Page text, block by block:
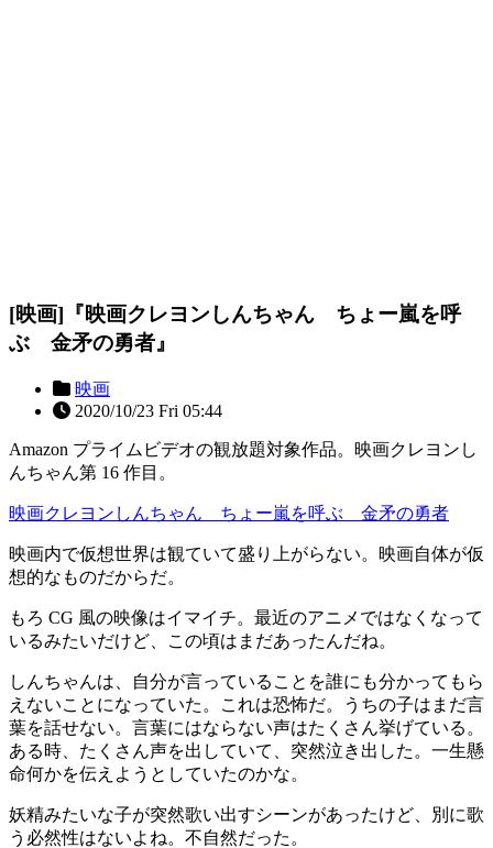
[映画]『映画クレヨンしんちゃん ちょー嵐を呼
ぶ 金矛の勇者』
映画
2020/10/23 Fri 05:44
Amazon プライムビデオの観放題対象作品。映画クレヨンし
んちゃん第 16 作目。
映画クレヨンしんちゃん ちょー嵐を呼ぶ 金矛の勇者
映画内で仮想世界は観ていて盛り上がらない。映画自体が仮
想的なものだからだ。
もろ CG 風の映像はイマイチ。最近のアニメではなくなって
いるみたいだけど、この頃はまだあったんだね。
しんちゃんは、自分が言っていることを誰にも分かってもら
えないことになっていた。これは恐怖だ。うちの子はまだ言
葉を話せない。言葉にはならない声はたくさん挙げている。
ある時、たくさん声を出していて、突然泣き出した。一生懸
命何かを伝えようとしていたのかな。
妖精みたいな子が突然歌い出すシーンがあったけど、別に歌
う必然性はないよね。不自然だった。